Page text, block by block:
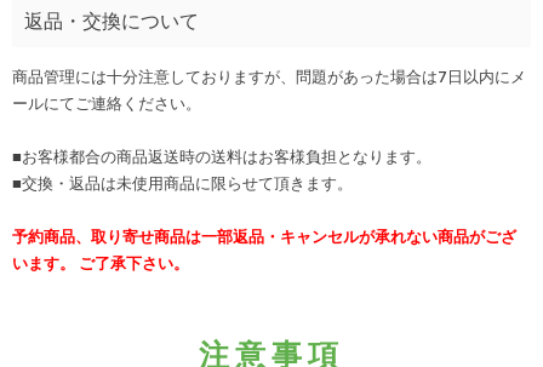
返品・交換について
商品管理には十分注意しておりますが、問題があった場合は7日以内にメ
ールにてご連絡ください。
■お客様都合の商品返送時の送料はお客様負担となります。
■交換・返品は未使用商品に限らせて頂きます。
予約商品、取り寄せ商品は一部返品・キャンセルが承れない商品がござ
います。 ご了承下さい。